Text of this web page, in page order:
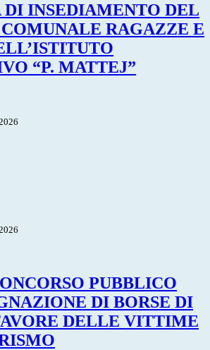
INSEDIAMENTO DEL
RAGAZZE E
“P. MATTEJ”
PUBBLICO
DI BORSE DI
DELLE VITTIME